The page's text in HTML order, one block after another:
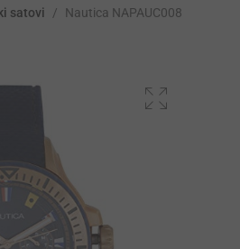
satovi / Nautica NAPAUC008